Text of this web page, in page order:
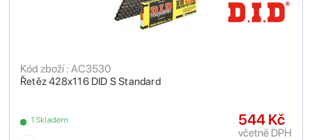
Řetěz 428x116 DID S Standard
Kód zboží : AC3530
1 Skladem 544 Kč
včetně DPH